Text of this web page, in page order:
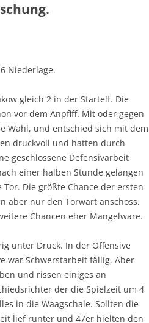
Niederlage.
gleich 2 in der Startelf. Die
vor dem Anpfiff. Mit oder gegen
Wahl, und entschied sich mit dem
druckvoll und hatten durch
geschlossene Defensivarbeit
einer halben Stunde gelangen
Die größte Chance der ersten
aber nur den Torwart anschoss.
Chancen eher Mangelware.
unter Druck. In der Offensive
war Schwerstarbeit fällig. Aber
und rissen einiges an
der die Spielzeit um 4
in die Waagschale. Sollten die
lief runter und 47er hielten den